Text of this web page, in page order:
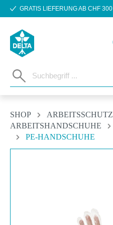
Zum Hauptinhalt springen
GRATIS LIEFERUNG AB CHF 300
SHOP
ARBEITSSCHUTZ
ARBEITSHANDSCHUHE
PE-HANDSCHUHE